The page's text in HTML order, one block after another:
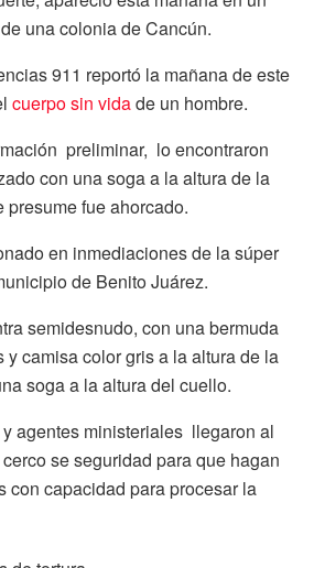
una colonia de Cancún.
911 reportó la mañana de este
cuerpo sin vidade un hombre.
preliminar, lo encontraron
con una soga a la altura de la
presume fue ahorcado.
en inmediaciones de la súper
de Benito Juárez.
semidesnudo, con una bermuda
y camisa color gris a la altura de la
soga a la altura del cuello.
agentes ministeriales llegaron al
se seguridad para que hagan
con capacidad para procesar la